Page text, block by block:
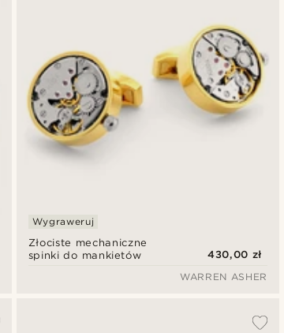
Złociste mechaniczne
spinki do mankietów
Wygraweruj
430,00 zł
WARREN ASHER